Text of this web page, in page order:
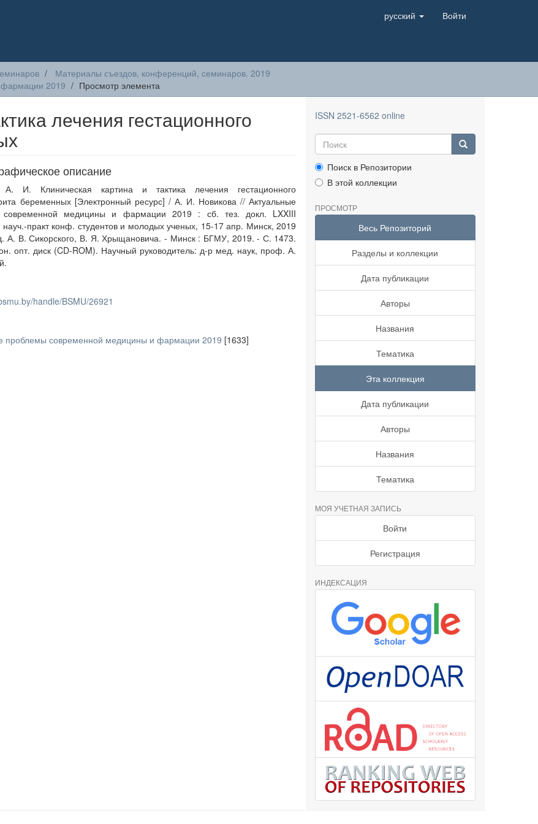
русский Войти
Материалы съездов, конференций, семинаров. 2019
2019
Просмотр элемента
лечения гестационного
описание
А. И. Клиническая картина и тактика лечения гестационного
беременных [Электронный ресурс] / А. И. Новикова // Актуальные
современной медицины и фармации 2019 : сб. тез. докл. LXXIII
практ конф. студентов и молодых ученых, 15-17 апр. Минск, 2019
А. В. Сикорского, В. Я. Хрыщановича. - Минск : БГМУ, 2019. - С. 1473.
опт. диск (CD-ROM). Научный руководитель: д-р мед. наук, проф. А.
handle/BSMU/26921
проблемы современной медицины и фармации 2019 [1633]
ISSN 2521-6562 online
Поиск в Репозитории
В этой коллекции
ПРОСМОТР
Весь Репозиторий
Разделы и коллекции
Дата публикации
Авторы
Названия
Тематика
Эта коллекция
Дата публикации
Авторы
Названия
Тематика
МОЯ УЧЕТНАЯ ЗАПИСЬ
Войти
Регистрация
ИНДЕКСАЦИЯ